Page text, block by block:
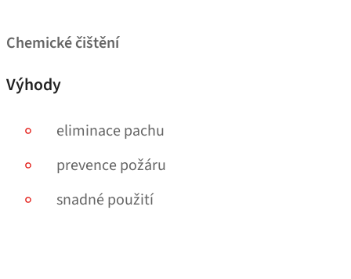
Chemické čištění
Výhody
eliminace pachu
prevence požáru
snadné použití